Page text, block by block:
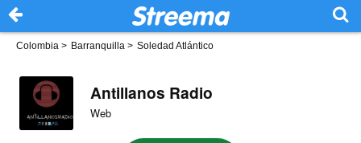
Colombia > Barranquilla > Soledad Atlántico
Antillanos Radio
Web